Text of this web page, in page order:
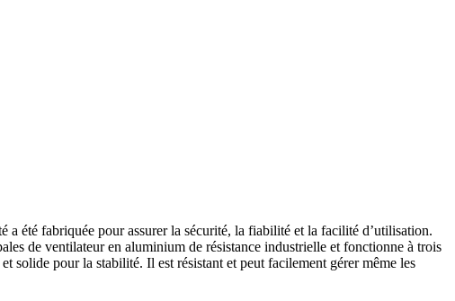
été fabriquée pour assurer la sécurité, la fiabilité et la facilité d’utilisation.
de ventilateur en aluminium de résistance industrielle et fonctionne à trois
solide pour la stabilité. Il est résistant et peut facilement gérer même les